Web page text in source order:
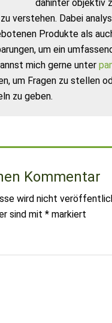
dahinter objektiv
verstehen. Dabei
Produkte als
um ein
mich gerne unter
um Fragen zu stellen
zu geben.
Kommentar
wird nicht
sind mit * markiert